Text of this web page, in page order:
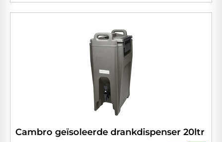
Cambro geïsoleerde drankdispenser 20ltr